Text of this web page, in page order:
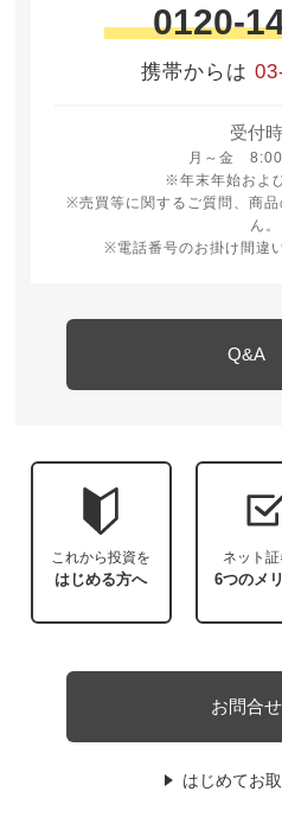
0120-
携帯からは
受付
月～金
月曜日から金曜
※年末年始およ
※売買等に関するご質問、商
ん。
※電話番号のお掛け間違
Q&A
これから投資を
はじめる方へ
ネット
6つのメ
お問合せ
はじめてお